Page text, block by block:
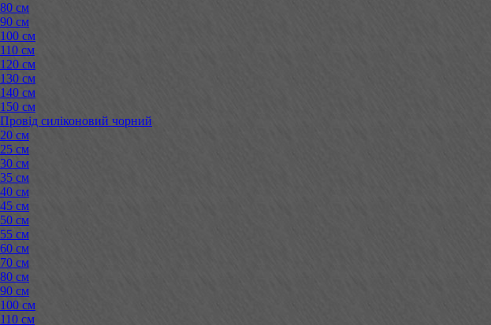
80 см
90 см
100 см
110 см
120 см
130 см
140 см
150 см
Провід силіконовий чорний
20 см
25 см
30 см
35 см
40 см
45 см
50 см
55 см
60 см
70 см
80 см
90 см
100 см
110 см